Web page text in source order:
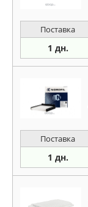
Поставка
1 дн.
Поставка
1 дн.